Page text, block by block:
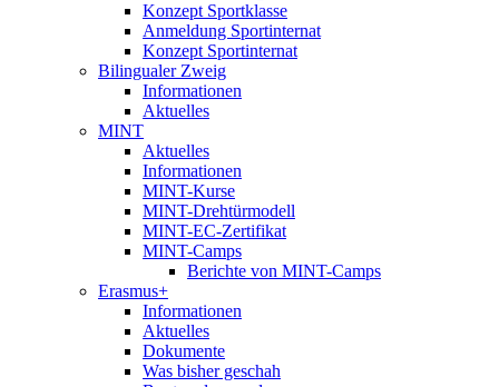
Konzept Sportklasse
Anmeldung Sportinternat
Konzept Sportinternat
Bilingualer Zweig
Informationen
Aktuelles
MINT
Aktuelles
Informationen
MINT-Kurse
MINT-Drehtürmodell
MINT-EC-Zertifikat
MINT-Camps
Berichte von MINT-Camps
Erasmus+
Informationen
Aktuelles
Dokumente
Was bisher geschah